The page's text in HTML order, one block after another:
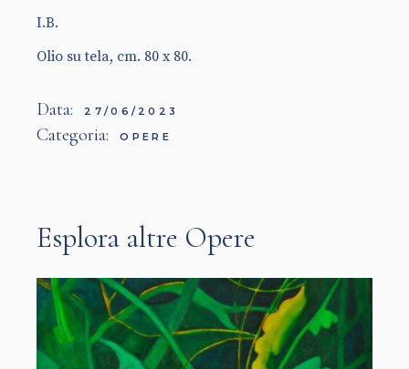
I.B.
Olio su tela, cm. 80 x 80.
Data: 27/06/2023
Categoria: OPERE
Esplora altre Opere